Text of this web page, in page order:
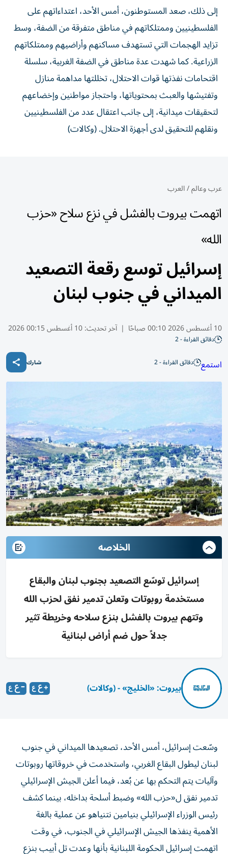
إلى ذلك، صعد المستوطنون، أمس الأحد، اعتداءاتهم على
الفلسطينيين وممتلكاتهم في مناطق متفرقة من الضفة، وسط
تزايد الهجمات التي تستهدف مساكنهم وأراضيهم وممتلكاتهم
الزراعية. كما شهدت عدة مناطق في الضفة الغربية، سلسلة
اقتحامات نفذتها قوات الاحتلال، تخللتها مداهمة منازل
وتفتيشها والعبث بمحتوياتها، واحتجاز مواطنين وإخضاعهم
لتحقيقات ميدانية، إلى جانب اعتقال عدد من الفلسطينيين
ونقلهم للتحقيق لدى أجهزة الاحتلال. (وكالات)
عرب وعالم/العرب
اتهمت بيروت بالفشل في نزع سلاح «حزب
الله»
إسرائيل توسع رقعة التصعيد
الميداني في جنوب لبنان
10 أغسطس 2026 00:10 صباحًا | آخر تحديث:10 أغسطس 00:15 2026
دقائق القراءة - 2
استمع دقائق القراءة - 2 شارك
الخلاصه
إسرائيل توسّع التصعيد بجنوب لبنان والبقاع
مستخدمة روبوتات وتعلن تدمير نفق لحزب الله
وتتهم بيروت بالفشل بنزع سلاحه وخريطة تثير
جدلاً حول ضم أراض لبنانية
بيروت: «الخليج» - (وكالات)
وسّعت إسرائيل، أمس الأحد، تصعيدها الميداني في جنوب
لبنان ليطول البقاع الغربي، واستخدمت في خروقاتها روبوتات
وآليات يتم التحكم بها عن بُعد، فيما أعلن الجيش الإسرائيلي
تدمير نفق ل«حزب الله» وضبط أسلحة بداخله، بينما كشف
رئيس الوزراء الإسرائيلي بنيامين نتنياهو عن عملية بالغة
الأهمية ينفذها الجيش الإسرائيلي في الجنوب، في وقت
اتهمت إسرائيل الحكومة اللبنانية بأنها وعدت تل أبيب بنزع